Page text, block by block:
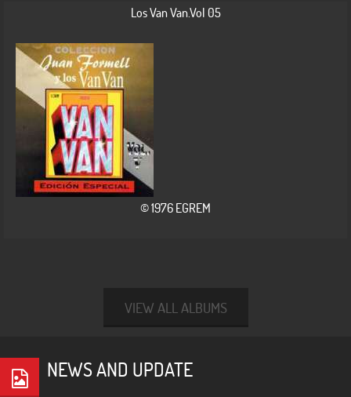
Los Van Van.Vol 05
© 1976 EGREM
VIEW ALL ALBUMS
NEWS AND UPDATE